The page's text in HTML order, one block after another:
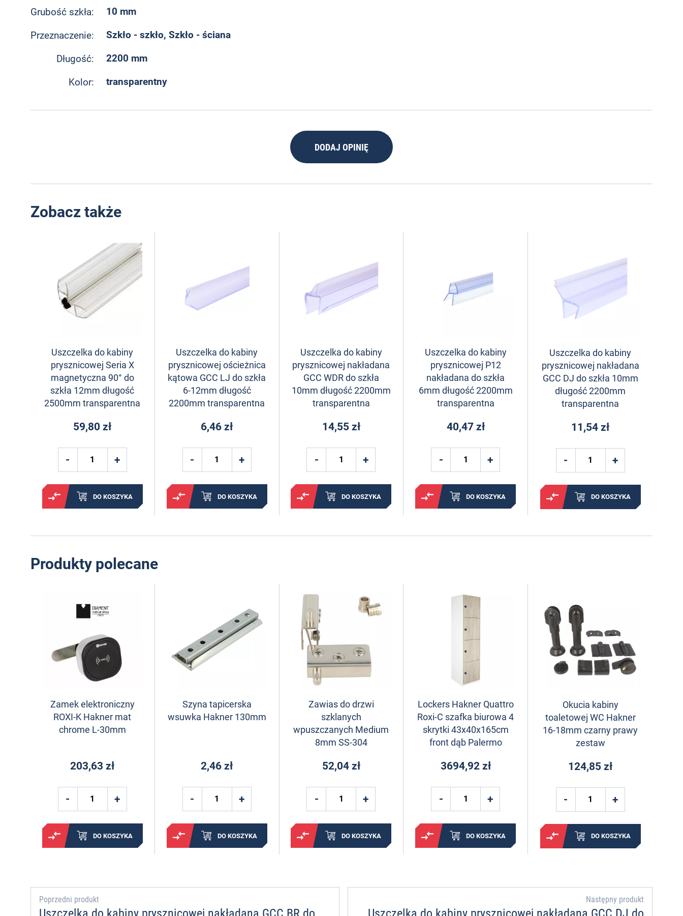
Grubość szkła: 10 mm
Przeznaczenie: Szkło - szkło, Szkło - ściana
Długość: 2200 mm
Kolor: transparentny
DODAJ OPINIĘ
Zobacz także
Uszczelka do kabiny
prysznicowej Seria X
magnetyczna 90° do
szkła 12mm długość
2500mm transparentna
59,80 zł
DO KOSZYKA
Uszczelka do kabiny
prysznicowej ościeżnica
kątowa GCC LJ do szkła
6-12mm długość
2200mm transparentna
6,46 zł
DO KOSZYKA
Uszczelka do kabiny
prysznicowej nakładana
GCC WDR do szkła
10mm długość 2200mm
transparentna
14,55 zł
DO KOSZYKA
Uszczelka do kabiny
prysznicowej P12
nakładana do szkła
6mm długość 2200mm
transparentna
40,47 zł
DO KOSZYKA
Uszczelka do kabiny
prysznicowej nakładana
GCC DJ do szkła 10mm
długość 2200mm
transparentna
11,54 zł
DO KOSZYKA
Produkty polecane
Zamek elektroniczny
ROXI-K Hakner mat
chrome L-30mm
203,63 zł
DO KOSZYKA
Szyna tapicerska
wsuwka Hakner 130mm
2,46 zł
DO KOSZYKA
Zawias do drzwi
szklanych
wpuszczanych Medium
8mm SS-304
52,04 zł
DO KOSZYKA
Lockers Hakner Quattro
Roxi-C szafka biurowa 4
skrytki 43x40x165cm
front dąb Palermo
3694,92 zł
DO KOSZYKA
Okucia kabiny
toaletowej WC Hakner
16-18mm czarny prawy
zestaw
124,85 zł
DO KOSZYKA
Poprzedni produkt Następny produkt